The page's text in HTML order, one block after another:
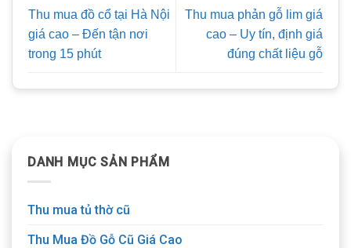
DANH MỤC SẢN PHẨM
Thu mua tủ thờ cũ
Thu Mua Đồ Gỗ Cũ Giá Cao
Thu mua đồ cổ tại Hà Nội
giá cao – Đến tận nơi
trong 15 phút
Thu mua phản gỗ lim giá
cao – Uy tín, định giá
đúng chất liệu gỗ